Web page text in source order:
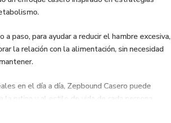
paso, para ayudar a reducir el hambre excesiva,
la relación con la alimentación, sin necesidad
en el día a día, Zepbound Casero puede
la rutina y al estilo de vida de cada persona.